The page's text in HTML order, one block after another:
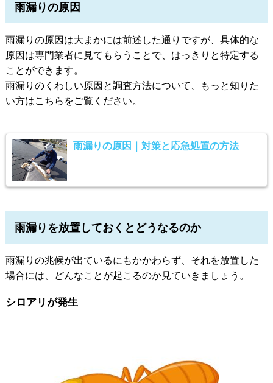
雨漏りの原因
雨漏りの原因は大まかには前述した通りですが、具体的な
原因は専門業者に見てもらうことで、はっきりと特定する
ことができます。
雨漏りのくわしい原因と調査方法について、もっと知りた
い方はこちらをご覧ください。
雨漏りの原因｜対策と応急処置の方法
雨漏りを放置しておくとどうなるのか
雨漏りの兆候が出ているにもかかわらず、それを放置した
場合には、どんなことが起こるのか見ていきましょう。
シロアリが発生